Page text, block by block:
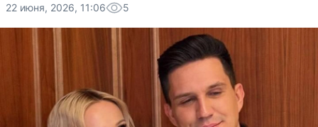
22 июня, 2026, 11:06 5